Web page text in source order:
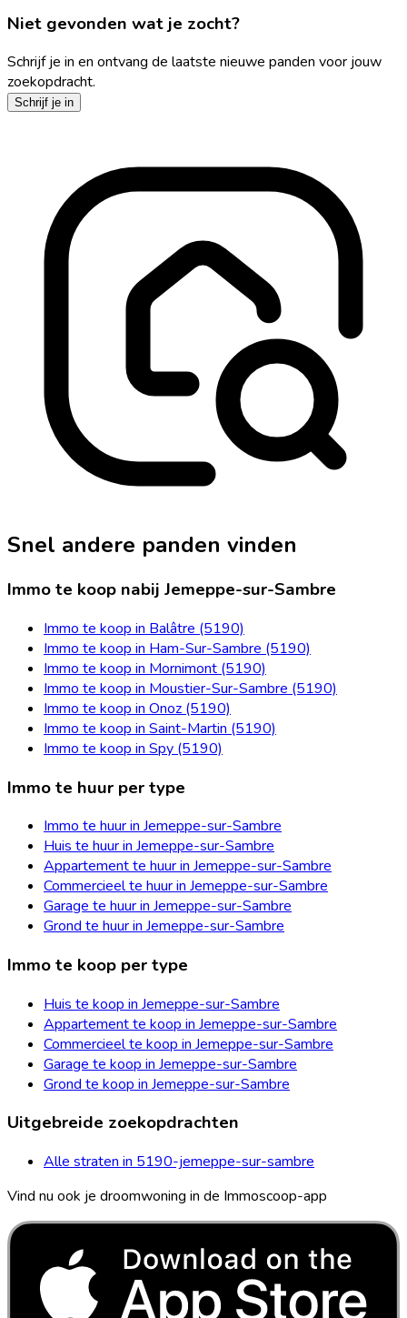
Niet gevonden wat je zocht?
Schrijf je in en ontvang de laatste nieuwe panden voor jouw
zoekopdracht.
Schrijf je in
Snel andere panden vinden
Immo te koop nabij Jemeppe-sur-Sambre
Immo te koop in Balâtre (5190)
Immo te koop in Ham-Sur-Sambre (5190)
Immo te koop in Mornimont (5190)
Immo te koop in Moustier-Sur-Sambre (5190)
Immo te koop in Onoz (5190)
Immo te koop in Saint-Martin (5190)
Immo te koop in Spy (5190)
Immo te huur per type
Immo te huur in Jemeppe-sur-Sambre
Huis te huur in Jemeppe-sur-Sambre
Appartement te huur in Jemeppe-sur-Sambre
Commercieel te huur in Jemeppe-sur-Sambre
Garage te huur in Jemeppe-sur-Sambre
Grond te huur in Jemeppe-sur-Sambre
Immo te koop per type
Huis te koop in Jemeppe-sur-Sambre
Appartement te koop in Jemeppe-sur-Sambre
Commercieel te koop in Jemeppe-sur-Sambre
Garage te koop in Jemeppe-sur-Sambre
Grond te koop in Jemeppe-sur-Sambre
Uitgebreide zoekopdrachten
Alle straten in 5190-jemeppe-sur-sambre
Vind nu ook je droomwoning in de Immoscoop-app